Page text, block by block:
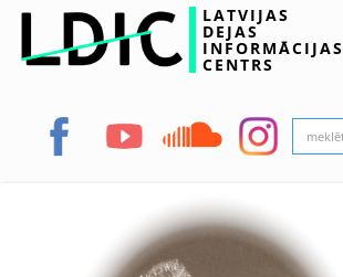
LATVIJAS
DEJAS
INFORMĀCIJAS
CENTRS